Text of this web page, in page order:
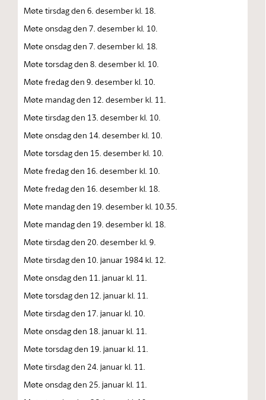
Møte tirsdag den 6. desember kl. 18.
Møte onsdag den 7. desember kl. 10.
Møte onsdag den 7. desember kl. 18.
Møte torsdag den 8. desember kl. 10.
Møte fredag den 9. desember kl. 10.
Møte mandag den 12. desember kl. 11.
Møte tirsdag den 13. desember kl. 10.
Møte onsdag den 14. desember kl. 10.
Møte torsdag den 15. desember kl. 10.
Møte fredag den 16. desember kl. 10.
Møte fredag den 16. desember kl. 18.
Møte mandag den 19. desember kl. 10.35.
Møte mandag den 19. desember kl. 18.
Møte tirsdag den 20. desember kl. 9.
Møte tirsdag den 10. januar 1984 kl. 12.
Møte onsdag den 11. januar kl. 11.
Møte torsdag den 12. januar kl. 11.
Møte tirsdag den 17. januar kl. 10.
Møte onsdag den 18. januar kl. 11.
Møte torsdag den 19. januar kl. 11.
Møte tirsdag den 24. januar kl. 11.
Møte onsdag den 25. januar kl. 11.